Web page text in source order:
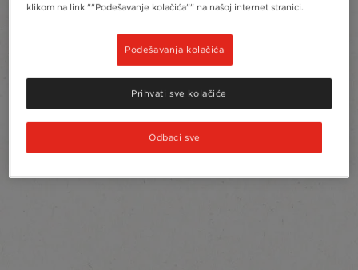
klikom na link ""Podešavanje kolačića"" na našoj internet stranici.
Podešavanja kolačića
Odbaci sve
Prihvati sve kolačiće